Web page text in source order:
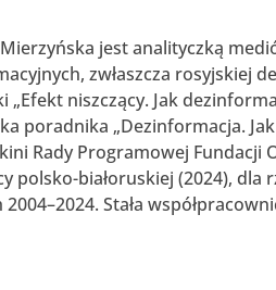
jest analityczką
zwłaszcza rosyjskiej
„Efekt niszczący. Jak
poradnika „Dezinformacja.
Rady Programowej
polsko-białoruskiej (2024), dla
2004–2024. Stała